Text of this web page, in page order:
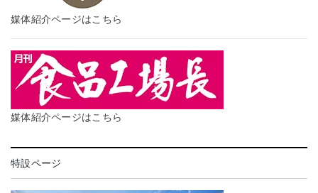
媒体紹介ページはこちら
媒体紹介ページはこちら
特設ページ